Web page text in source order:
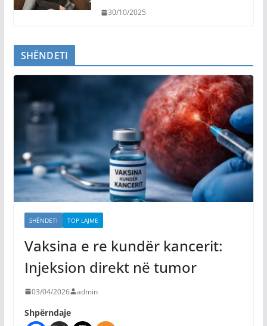
30/10/2025
SHËNDETI
SHËNDETI TOP LAJME
Vaksina e re kundër kancerit:
Injeksion direkt në tumor
03/04/2026 admin
Shpërndaje